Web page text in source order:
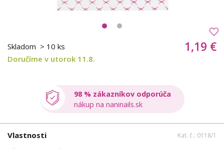
Skladom > 10 ks
Doručíme v utorok 11.8.
1,19 €
98 % zákazníkov odporúča
nákup na naninails.sk
Vlastnosti Kat. č.: 0118/1